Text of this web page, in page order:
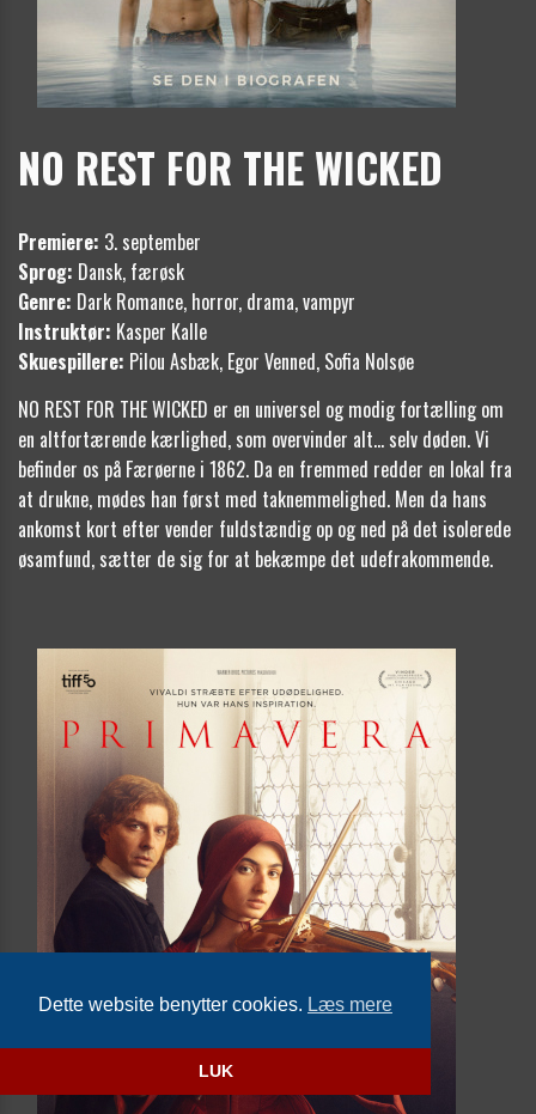
Dette website benytter cookies. Læs mere
LUK
NO REST FOR THE WICKED
Premiere: 3. september
Sprog: Dansk, færøsk
Genre: Dark Romance, horror, drama, vampyr
Instruktør: Kasper Kalle
Skuespillere: Pilou Asbæk, Egor Venned, Sofia Nolsøe
NO REST FOR THE WICKED er en universel og modig fortælling om
en altfortærende kærlighed, som overvinder alt… selv døden. Vi
befinder os på Færøerne i 1862. Da en fremmed redder en lokal fra
at drukne, mødes han først med taknemmelighed. Men da hans
ankomst kort efter vender fuldstændig op og ned på det isolerede
øsamfund, sætter de sig for at bekæmpe det udefrakommende.